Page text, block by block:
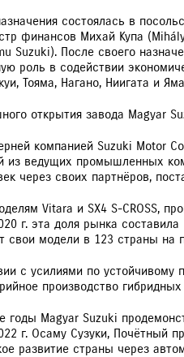
состоялась в
финансов Михай Купа
Suzuki). После своего
роль в содействии
Тояма, Нагано, Ниигата и
открытия завода Magyar
компанией Suzuki Motor
из ведущих промышленных
через своих партнёров,
Vitara и SX4 S-CROSS,
г. эта доля рынка
свои модели в 123 страны на
с усилиями по устойчивому
производство
годы Magyar Suzuki
г. Осаму Сузуки, Почётный
развитие страны через